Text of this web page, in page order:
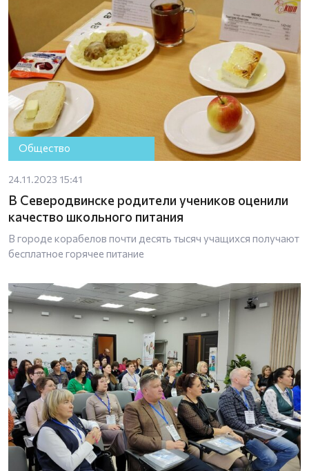
Общество
24.11.2023 15:41
В Северодвинске родители учеников оценили
качество школьного питания
В городе корабелов почти десять тысяч учащихся получают
бесплатное горячее питание